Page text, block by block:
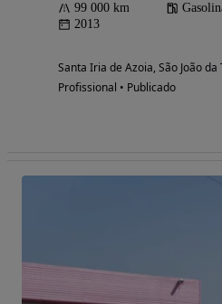
99 000 km
2013
Santa Iria de Azoia, São João
Profissional • Publicado